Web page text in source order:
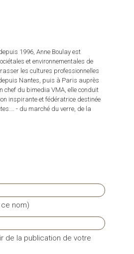
1996, Anne Boulay est
et environnementales de
les cultures professionnelles
Nantes, puis à Paris auprès
chef du bimedia VMA, elle conduit
inspirante et fédératrice destinée
- du marché du verre, de la
nom)
de la publication de votre